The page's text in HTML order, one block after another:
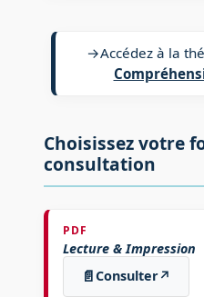
→Accédez à la
Choisissez votre
consultation
PDF
Lecture & Impression
📄Consulter↗